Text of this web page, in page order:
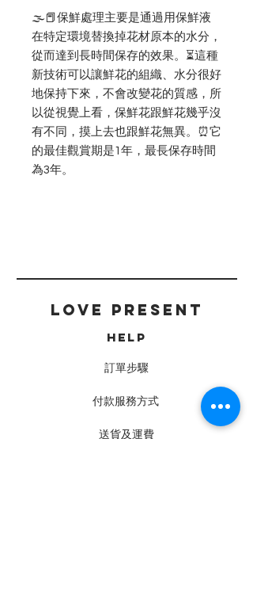
🌫📕保鮮處理主要是通過用保鮮液
在特定環境替換掉花材原本的水分，
從而達到長時間保存的效果。⏳這種
新技術可以讓鮮花的組織、水分很好
地保持下來，不會改變花的質感，所
以從視覺上看，保鮮花跟鮮花幾乎沒
有不同，摸上去也跟鮮花無異。⏰它
的最佳觀賞期是1年，最長保存時間
為3年。
LOVE PRESENT
HELP
訂單步驟
付款服務方式
送貨及運費